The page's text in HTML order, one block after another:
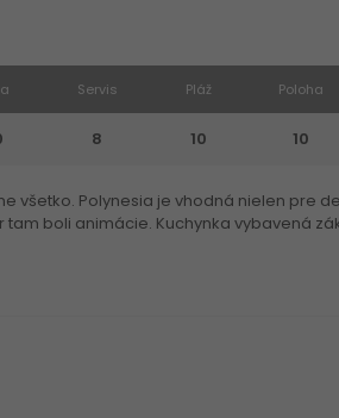
Servis
8
Pláž
10
Poloha
10
všetko. Polynesia je vhodná nielen pre
boli animácie. Kuchynka vybavená